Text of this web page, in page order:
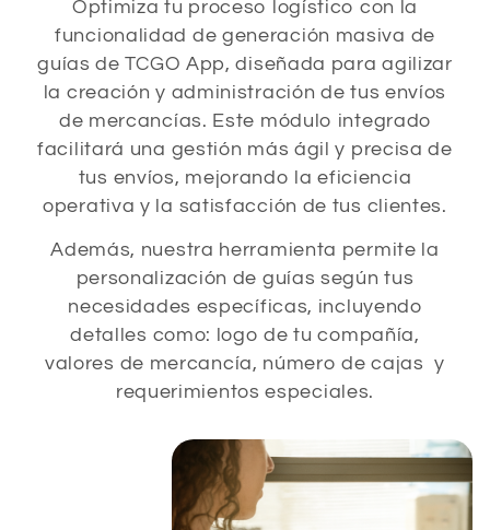
Optimiza tu proceso logístico con la
funcionalidad de generación masiva de
guías de TCGO App, diseñada para agilizar
la creación y administración de tus envíos
de mercancías. Este módulo integrado
facilitará una gestión más ágil y precisa de
tus envíos, mejorando la eficiencia
operativa y la satisfacción de tus clientes.
Además, nuestra herramienta permite la
personalización de guías según tus
necesidades específicas, incluyendo
detalles como: logo de tu compañía,
valores de mercancía, número de cajas y
requerimientos especiales.